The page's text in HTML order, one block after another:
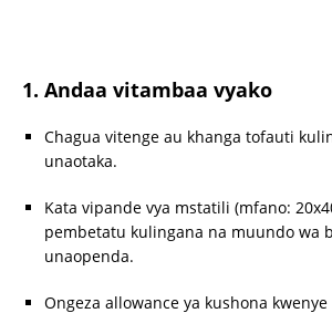
1. Andaa vitambaa vyako
Chagua vitenge au khanga tofauti
unaotaka.
Kata vipande vya mstatili (mfano:
pembetatu kulingana na muundo wa
unaopenda.
Ongeza allowance ya kushona